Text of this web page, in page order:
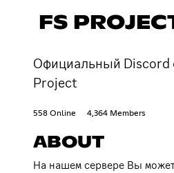
FS
Официальный Discord
Project
558 Online 4,364 Members
ABOUT
На нашем сервере Вы